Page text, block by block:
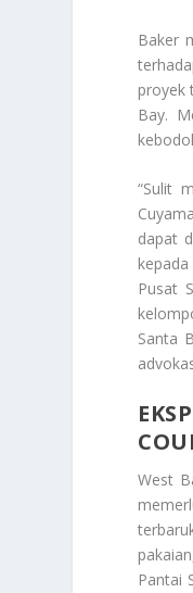
Baker
proyek
Bay.
“Sulit
dapat
Pusat
Santa
West
Pantai